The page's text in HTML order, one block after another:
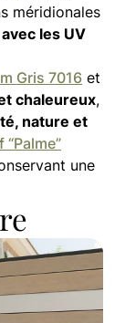
méridionales
les UV
Gris 7016 et
chaleureux,
nature et
une